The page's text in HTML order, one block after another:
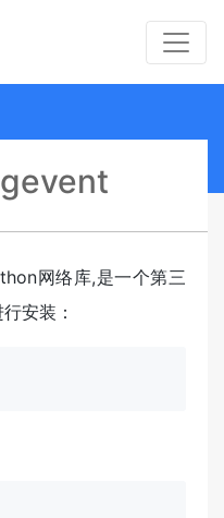
网络库,是一个第三
安装：